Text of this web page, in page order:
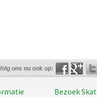
ons nu ook op:
Bezoek